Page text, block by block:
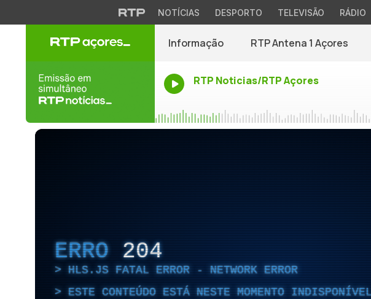
NOTÍCIAS DESPORTO TELEVISÃO RÁDIO
Informação RTP Antena 1 Açores
RTP Noticias/RTP Açores
ERRO 204
HLS.JS FATAL ERROR - NETWORK ERROR
ESTE CONTEÚDO ESTÁ NESTE MOMENTO INDISPONÍVEL